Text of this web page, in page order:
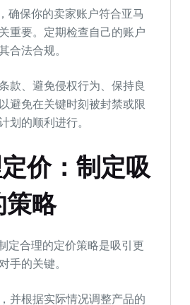
确保你的卖家账户符合亚马
重要。定期检查自己的账户
合法合规。
款、避免侵权行为、保持良
避免在关键时刻被封禁或限
划的顺利进行。
价：制定吸
策略
定合理的定价策略是吸引更
手的关键。
并根据实际情况调整产品的